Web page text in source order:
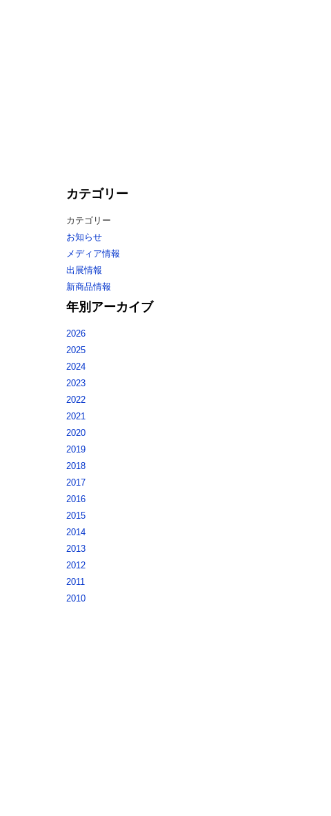
カテゴリー
カテゴリー
お知らせ
メディア情報
出展情報
新商品情報
年別アーカイブ
2026
2025
2024
2023
2022
2021
2020
2019
2018
2017
2016
2015
2014
2013
2012
2011
2010